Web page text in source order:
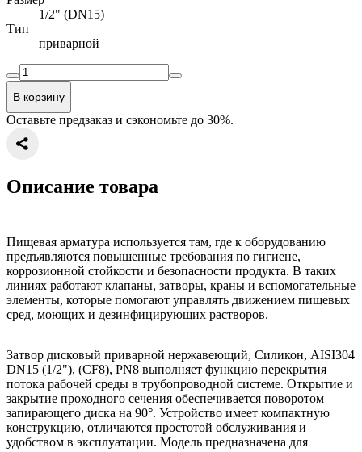
1/2" (DN15)
Тип
приварной
В корзину
Оставьте предзаказ и сэкономьте до 30%.
Описание товара
Затвор дисковый приварной нержавеющий, Силикон, AISI304
DN15 (1/2"), (CF8), PN8 выполняет функцию перекрытия
потока рабочей среды в трубопроводной системе. Открытие и
закрытие проходного сечения обеспечивается поворотом
запирающего диска на 90°. Устройство имеет компактную
конструкцию, отличаются простотой обслуживания и
удобством в эксплуатации. Модель предназначена для
Пищевая арматура используется там, где к оборудованию
предъявляются повышенные требования по гигиене,
коррозионной стойкости и безопасности продукта. В таких
линиях работают клапаны, затворы, краны и вспомогательные
элементы, которые помогают управлять движением пищевых
сред, моющих и дезинфицирующих растворов.